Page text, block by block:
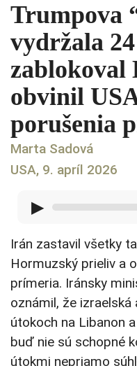
Trumpova
vydržala
zablokoval
obvinil
porušenia
Marta Sadová
USA, 9. apríl 2026
▶
Irán zastavil všetky
Hormuzský prieliv a
prímeria. Iránsky
oznámil, že
útokoch na Libanon
buď nie sú schopné
útokmi nepriamo